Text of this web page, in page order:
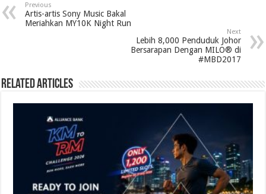
Previous
Artis-artis Sony Music Bakal
Meriahkan MY10K Night Run
Next
Lebih 8,000 Penduduk Johor
Bersarapan Dengan MILO® di
#MBD2017
Related Articles